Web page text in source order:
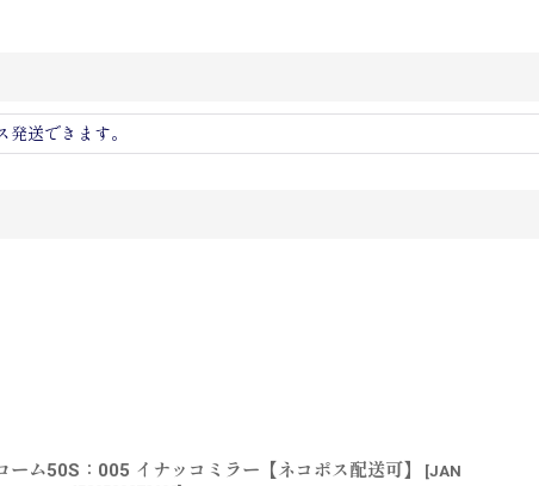
発送できます。
ーム50S：005 イナッコミラー【ネコポス配送可】 [JAN